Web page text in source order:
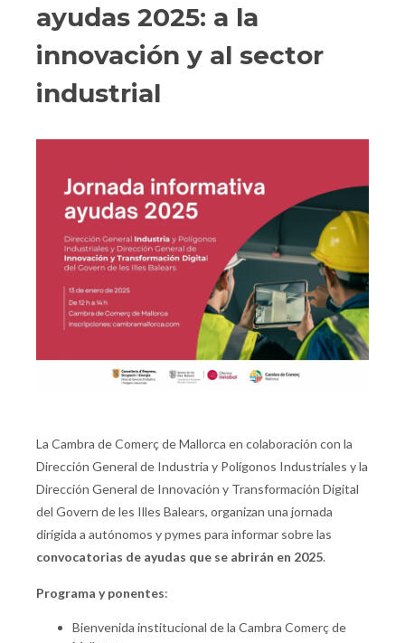
ayudas 2025: a la
innovación y al sector
industrial
La Cambra de Comerç de Mallorca en colaboración con la
Dirección General de Industria y Polígonos Industriales y la
Dirección General de Innovación y Transformación Digital
del Govern de les Illes Balears, organizan una jornada
dirigida a autónomos y pymes para informar sobre las
convocatorias de ayudas que se abrirán en 2025.
Programa y ponentes:
Bienvenida institucional de la Cambra Comerç de